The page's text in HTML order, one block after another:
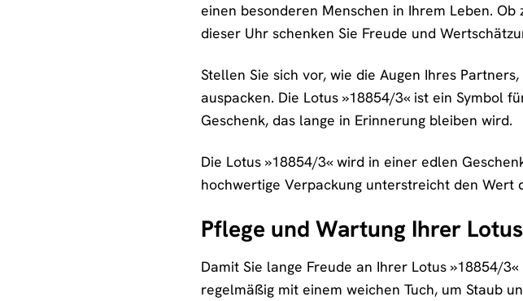
einen besonderen Menschen in Ihrem Leben.
dieser Uhr schenken Sie Freude und
Stellen Sie sich vor, wie die Augen Ihres
auspacken. Die Lotus »18854/3« ist ein Symbol
Geschenk, das lange in Erinnerung bleiben wird.
Die Lotus »18854/3« wird in einer edlen
hochwertige Verpackung unterstreicht den
Pflege und Wartung Ihrer
Damit Sie lange Freude an Ihrer Lotus »18854/
regelmäßig mit einem weichen Tuch, um Staub